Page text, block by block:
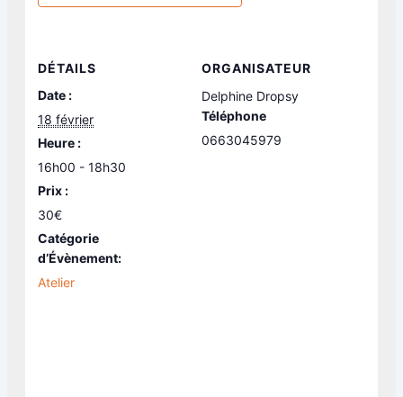
DÉTAILS
Date :
18 février
Heure :
16h00 - 18h30
Prix :
30€
Catégorie
d’Évènement:
Atelier
ORGANISATEUR
Delphine Dropsy
Téléphone
0663045979